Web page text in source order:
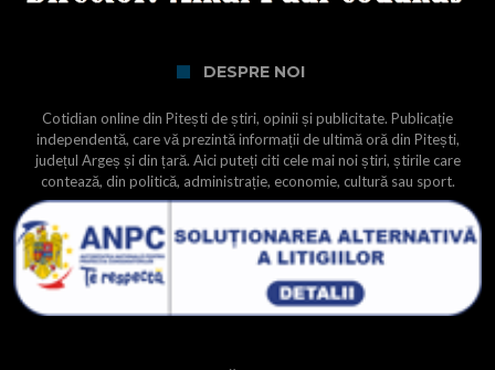
DESPRE NOI
Cotidian online din Pitești de știri, opinii și publicitate. Publicație
independentă, care vă prezintă informații de ultimă oră din Pitești,
județul Argeș și din țară. Aici puteți citi cele mai noi știri, știrile care
contează, din politică, administrație, economie, cultură sau sport.